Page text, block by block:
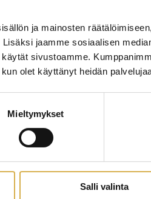
ja mainosten
jaamme sosiaalisen
sivustoamme.
olet käyttänyt heidän
Mieltymykset
Salli valinta
osa
| Osatutkinto